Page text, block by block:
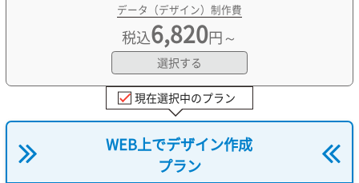
データ（デザイン）制作費
税込6,820円～
選択する
現在選択中のプラン
WEB上でデザイン作成
プラン